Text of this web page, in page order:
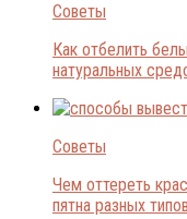
Советы
Как отбелить
натуральных
Советы
Чем оттереть
пятна разных типов